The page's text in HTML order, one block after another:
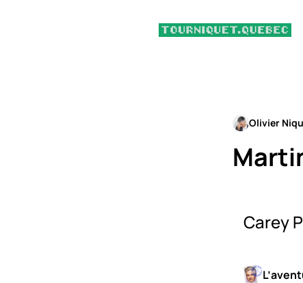
Olivier
Carey